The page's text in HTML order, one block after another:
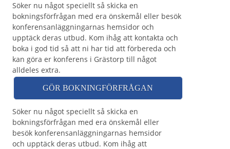
Söker nu något speciellt så skicka en
bokningsförfrågan med era önskemål eller besök
konferensanläggningarnas hemsidor och
upptäck deras utbud. Kom ihåg att kontakta och
boka i god tid så att ni har tid att förbereda och
kan göra er konferens i Grästorp till något
alldeles extra.
GÖR BOKNINGFÖRFRÅGAN
Söker nu något speciellt så skicka en
bokningsförfrågan med era önskemål eller
besök konferensanläggningarnas hemsidor
och upptäck deras utbud. Kom ihåg att